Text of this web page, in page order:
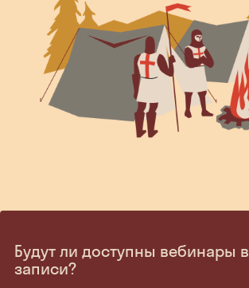
Будут ли доступны вебинары в
записи?